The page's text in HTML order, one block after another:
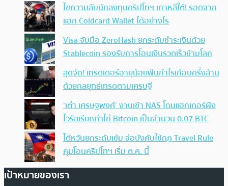
ไขความลับนักลงทุนคริปโทฯ เกาหลีใต้! รอดจาก
แฮก Coldcard Wallet ได้อย่างไร
Visa จับมือ ZeroHash ยกระดับชำระเงินด้วย
Stablecoin รองรับการโอนเงินรวดเร็วข้ามโลก
สุดจัด! เทรดเดอร์อายุน้อยฟันกำไรเกือบครึ่งล้าน
ด้วยกลยุทธ์เทรดตามเศรษฐี
‘เต๋า เศรษฐพงศ์’ งานเข้า NAS โดนแฮกเกอร์ฝัง
ไวรัสเรียกค่าไถ่ Bitcoin เป็นจำนวน 0.07 BTC
ไต้หวันยกระดับเข้ม จ่อบังคับใช้กฏ Travel Rule
คุมโอนคริปโทฯ เริ่ม ต.ค. นี้
เป้าหมายของเรา